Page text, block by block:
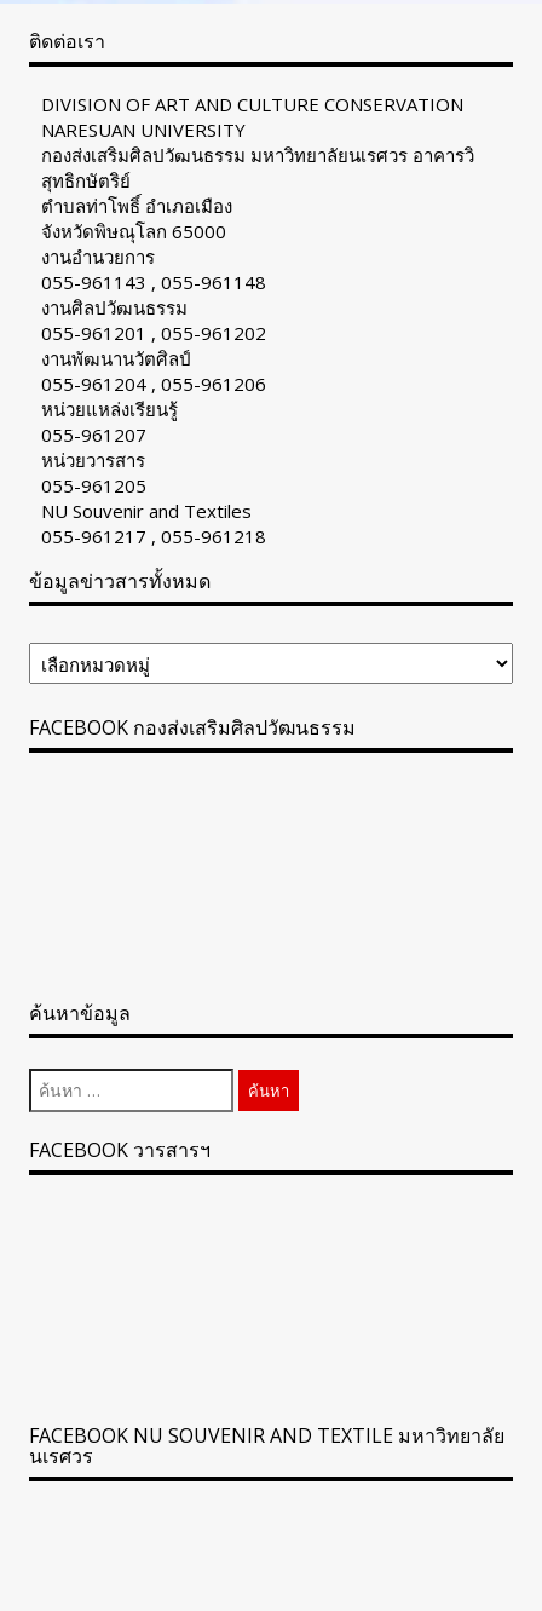
ติดต่อเรา
DIVISION OF ART AND CULTURE CONSERVATION
NARESUAN UNIVERSITY
กองส่งเสริมศิลปวัฒนธรรม มหาวิทยาลัยนเรศวร อาคารวิ
สุทธิกษัตริย์
ตำบลท่าโพธิ์ อำเภอเมือง
จังหวัดพิษณุโลก 65000
งานอำนวยการ
055-961143 , 055-961148
งานศิลปวัฒนธรรม
055-961201 , 055-961202
งานพัฒนานวัตศิลป์
055-961204 , 055-961206
หน่วยแหล่งเรียนรู้
055-961207
หน่วยวารสาร
055-961205
NU Souvenir and Textiles
055-961217 , 055-961218
ข้อมูลข่าวสารทั้งหมด
ข้อมูล
ข่าวสาร
FACEBOOK กองส่งเสริมศิลปวัฒนธรรม
ค้นหาข้อมูล
ค้นหา
สำหรับ:
FACEBOOK วารสารฯ
FACEBOOK NU SOUVENIR AND TEXTILE มหาวิทยาลัย
นเรศวร